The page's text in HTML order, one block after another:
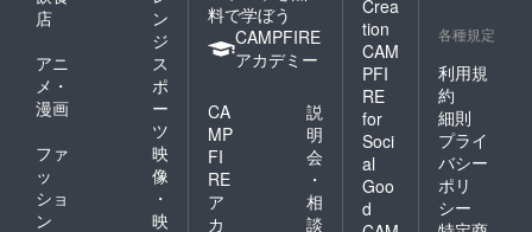
店
ン
ジ
アニ
メ・
漫画
ス
ポ
ー
ツ
ファ
ッ
ショ
ン
映
像
・
映
料で学ぼう
CAMPFIRE
アカデミー
CA
MP
FI
RE
ア
カ
説
明
会
・
相
談
Crea
tion
CAM
PFI
RE
for
Soci
al
Goo
d
各種規定
利用規
約
細則
プライ
バシー
ポリ
シー